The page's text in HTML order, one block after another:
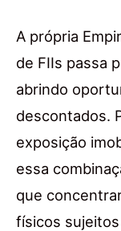
A própria
de FIIs passa
abrindo
descontados.
exposição
essa
que
físicos